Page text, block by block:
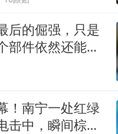
后的倔强，只是
部件依然还能继
以远程监控我媳
！南宁一处红绿
击中，瞬间棕烟